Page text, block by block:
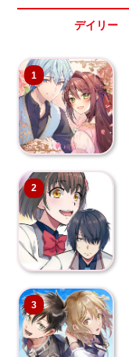
デイリー
1
2
3